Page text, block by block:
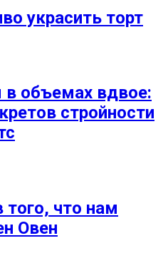
украсить торт
объемах вдвое:
стройности
того, что нам
Овен